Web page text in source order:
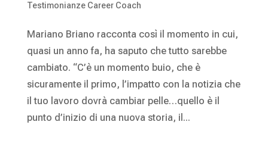
Testimonianze Career Coach
Mariano Briano racconta così il momento in cui,
quasi un anno fa, ha saputo che tutto sarebbe
cambiato. “C’è un momento buio, che è
sicuramente il primo, l’impatto con la notizia che
il tuo lavoro dovrà cambiar pelle…quello è il
punto d’inizio di una nuova storia, il...